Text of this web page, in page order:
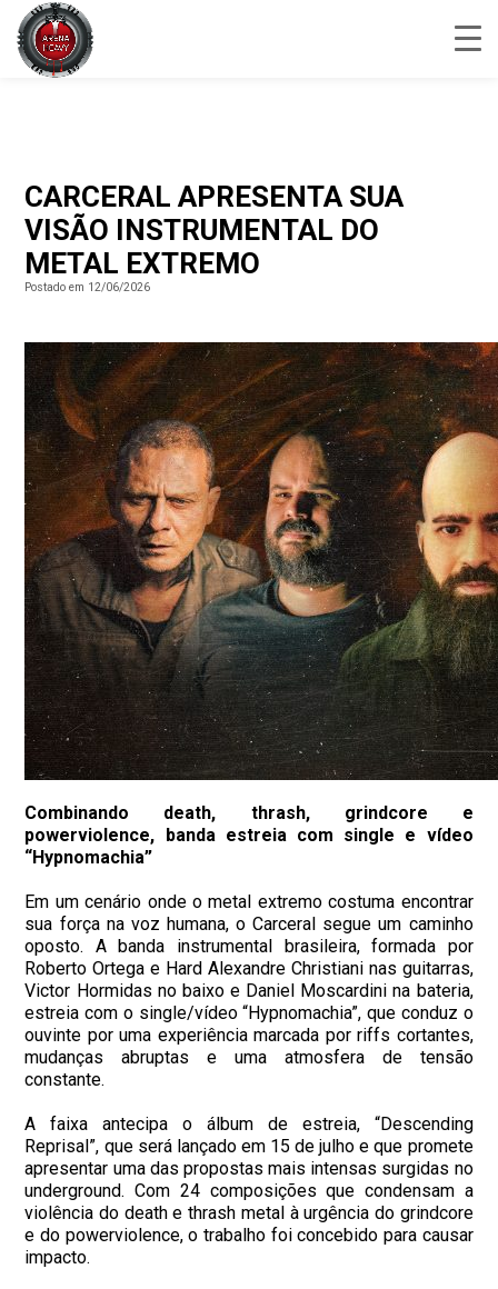
CARCERAL APRESENTA SUA
VISÃO INSTRUMENTAL DO
METAL EXTREMO
Postado em 12/06/2026
Combinando death, thrash, grindcore e
powerviolence, banda estreia com single e vídeo
“Hypnomachia”
Em um cenário onde o metal extremo costuma encontrar
sua força na voz humana, o Carceral segue um caminho
oposto. A banda instrumental brasileira, formada por
Roberto Ortega e Hard Alexandre Christiani nas guitarras,
Victor Hormidas no baixo e Daniel Moscardini na bateria,
estreia com o single/vídeo “Hypnomachia”, que conduz o
ouvinte por uma experiência marcada por riffs cortantes,
mudanças abruptas e uma atmosfera de tensão
constante.
A faixa antecipa o álbum de estreia, “Descending
Reprisal”, que será lançado em 15 de julho e que promete
apresentar uma das propostas mais intensas surgidas no
underground. Com 24 composições que condensam a
violência do death e thrash metal à urgência do grindcore
e do powerviolence, o trabalho foi concebido para causar
impacto.